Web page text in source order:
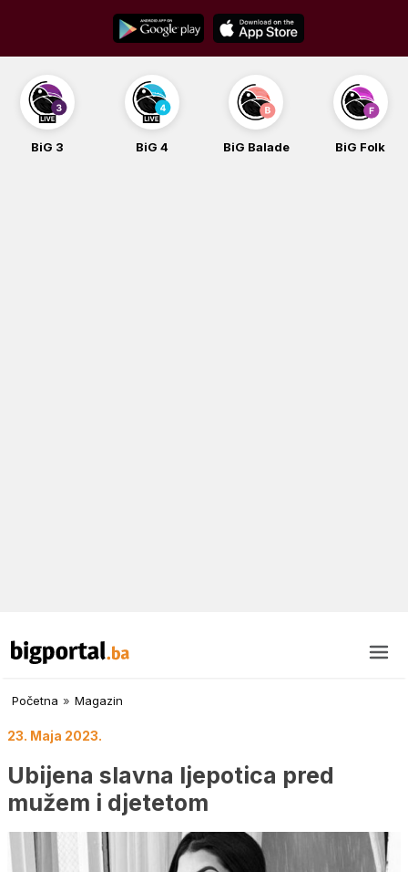
content
BiG 3 BiG 4 BiG Balade BiG Folk
Početna » Magazin
23. Maja 2023.
Ubijena slavna ljepotica pred
mužem i djetetom